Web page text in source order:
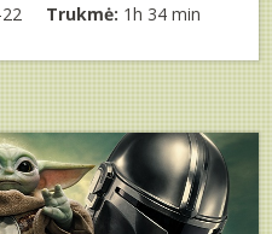
Trukmė: 1h 34 min